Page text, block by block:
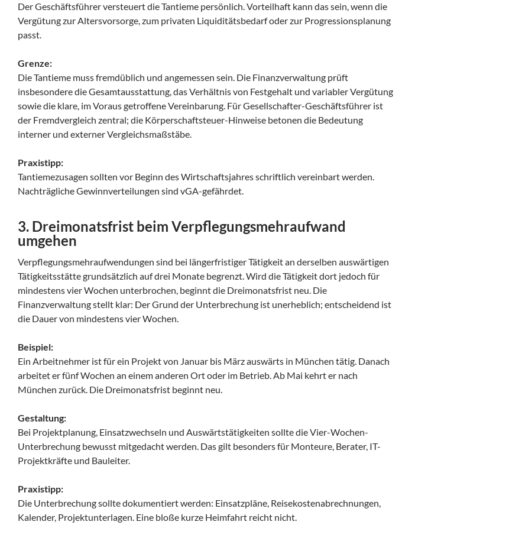
Der Geschäftsführer versteuert die Tantieme persönlich. Vorteilhaft kann das sein, wenn die
Vergütung zur Altersvorsorge, zum privaten Liquiditätsbedarf oder zur Progressionsplanung
passt.
Grenze:
Die Tantieme muss fremdüblich und angemessen sein. Die Finanzverwaltung prüft
insbesondere die Gesamtausstattung, das Verhältnis von Festgehalt und variabler Vergütung
sowie die klare, im Voraus getroffene Vereinbarung. Für Gesellschafter-Geschäftsführer ist
der Fremdvergleich zentral; die Körperschaftsteuer-Hinweise betonen die Bedeutung
interner und externer Vergleichsmaßstäbe.
Praxistipp:
Tantiemezusagen sollten vor Beginn des Wirtschaftsjahres schriftlich vereinbart werden.
Nachträgliche Gewinnverteilungen sind vGA-gefährdet.
3. Dreimonatsfrist beim Verpflegungsmehraufwand
umgehen
Verpflegungsmehraufwendungen sind bei längerfristiger Tätigkeit an derselben auswärtigen
Tätigkeitsstätte grundsätzlich auf drei Monate begrenzt. Wird die Tätigkeit dort jedoch für
mindestens vier Wochen unterbrochen, beginnt die Dreimonatsfrist neu. Die
Finanzverwaltung stellt klar: Der Grund der Unterbrechung ist unerheblich; entscheidend ist
die Dauer von mindestens vier Wochen.
Beispiel:
Ein Arbeitnehmer ist für ein Projekt von Januar bis März auswärts in München tätig. Danach
arbeitet er fünf Wochen an einem anderen Ort oder im Betrieb. Ab Mai kehrt er nach
München zurück. Die Dreimonatsfrist beginnt neu.
Gestaltung:
Bei Projektplanung, Einsatzwechseln und Auswärtstätigkeiten sollte die Vier-Wochen-
Unterbrechung bewusst mitgedacht werden. Das gilt besonders für Monteure, Berater, IT-
Projektkräfte und Bauleiter.
Praxistipp:
Die Unterbrechung sollte dokumentiert werden: Einsatzpläne, Reisekostenabrechnungen,
Kalender, Projektunterlagen. Eine bloße kurze Heimfahrt reicht nicht.